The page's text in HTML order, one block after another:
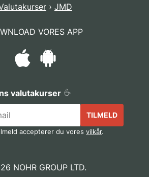
JMD
VORES APP
valutakurser
TILMELD
accepterer du vores vilkår.
NOHR GROUP LTD.